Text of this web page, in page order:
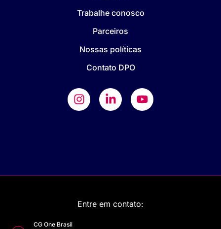
Trabalhe conosco
Parceiros
Nossas políticas
Contato DPO
Entre em contato:
CG One Brasil